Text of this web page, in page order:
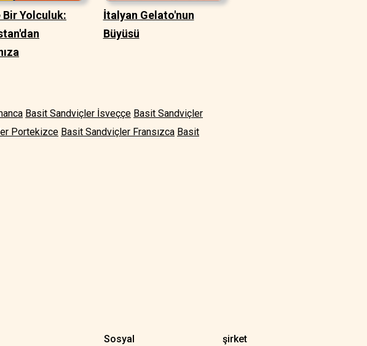
Bir Yolculuk:
İtalyan Gelato'nun
Büyüsü
Basit Sandviçler İsveççe Basit Sandviçler
Portekizce Basit Sandviçler Fransızca Basit
Sosyal şirket